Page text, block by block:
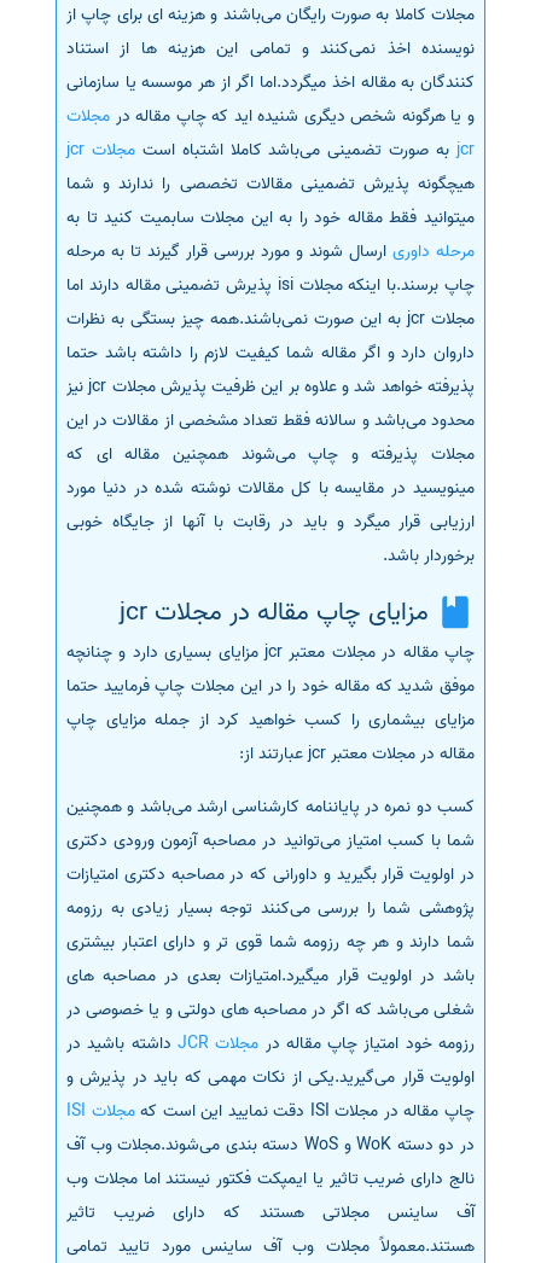
مجلات کاملا به صورت رایگان می‌باشند و هزینه ای برای چاپ از
نویسنده اخذ نمی‌کنند و تمامی این هزینه ها از استناد
کنندگان به مقاله اخذ میگردد.اما اگر از هر موسسه یا سازمانی
و یا هرگونه شخص دیگری شنیده اید که چاپ مقاله در مجلات
jcrبه صورت تضمینی می‌باشد کاملا اشتباه استمجلات jcr
هیچگونه پذیرش تضمینی مقالات تخصصی را ندارند و شما
میتوانید فقط مقاله خود را به این مجلات سابمیت کنید تا به
مرحله داوری ارسال شوند و مورد بررسی قرار گیرند تا به مرحله
چاپ برسند.با اینکه مجلات isi پذیرش تضمینی مقاله دارند اما
مجلات jcr به این صورت نمی‌باشند.همه چیز بستگی به نظرات
داروان دارد و اگر مقاله شما کیفیت لازم را داشته باشد حتما
پذیرفته خواهد شد و علاوه بر این ظرفیت پذیرش مجلات jcr نیز
محدود می‌باشد و سالانه فقط تعداد مشخصی از مقالات در این
مجلات پذیرفته و چاپ می‌شوند همچنین مقاله ای که
مینویسید در مقایسه با کل مقالات نوشته شده در دنیا مورد
ارزیابی قرار میگرد و باید در رقابت با آنها از جایگاه خوبی
برخوردار باشد.
مزایای چاپ مقاله در مجلات jcr
چاپ مقاله در مجلات معتبر jcr مزایای بسیاری دارد و چنانچه
موفق شدید که مقاله خود را در این مجلات چاپ فرمایید حتما
مزایای بیشماری را کسب خواهید کرد از جمله مزایای چاپ
مقاله در مجلات معتبر jcr عبارتند از:
کسب دو نمره در پایاننامه کارشناسی ارشد می‌باشد و همچنین
شما با کسب امتیاز می‌توانید در مصاحبه آزمون ورودی دکتری
در اولویت قرار بگیرید و داورانی که در مصاحبه دکتری امتیازات
پژوهشی شما را بررسی می‌کنند توجه بسیار زیادی به رزومه
شما دارند و هر چه رزومه شما قوی تر و دارای اعتبار بیشتری
باشد در اولویت قرار میگیرد.امتیازات بعدی در مصاحبه های
شغلی می‌باشد که اگر در مصاحبه های دولتی و یا خصوصی در
رزومه خود امتیاز چاپ مقاله در مجلات JCR
داشته باشید در
اولویت قرار می‌گیرید.یکی از نکات مهمی که باید در پذیرش و
چاپ مقاله در مجلات ISI دقت نمایید این است که
مجلات ISI
در دو دسته WoK و WoS دسته بندی می‌شوند.مجلات وب آف
نالج دارای ضریب تاثیر یا ایمپکت فکتور نیستند اما مجلات وب
آف ساینس مجلاتی هستند که دارای ضریب تاثیر
هستند.معمولاً مجلات وب آف ساینس مورد تایید تمامی